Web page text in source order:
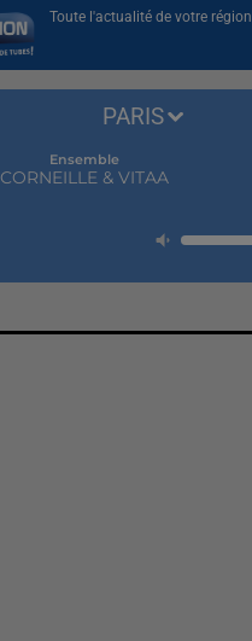
Toute l'actualité de votre région
Ensemble
CORNEILLE & VITAA
PARIS